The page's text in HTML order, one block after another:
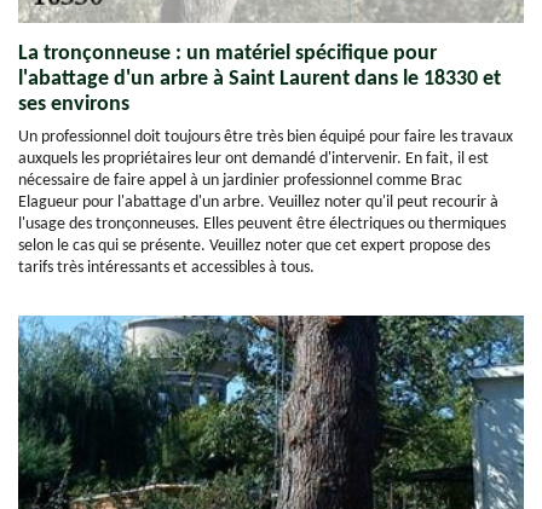
La tronçonneuse : un matériel spécifique pour
l'abattage d'un arbre à Saint Laurent dans le 18330 et
ses environs
Un professionnel doit toujours être très bien équipé pour faire les travaux
auxquels les propriétaires leur ont demandé d'intervenir. En fait, il est
nécessaire de faire appel à un jardinier professionnel comme Brac
Elagueur pour l'abattage d'un arbre. Veuillez noter qu'il peut recourir à
l'usage des tronçonneuses. Elles peuvent être électriques ou thermiques
selon le cas qui se présente. Veuillez noter que cet expert propose des
tarifs très intéressants et accessibles à tous.